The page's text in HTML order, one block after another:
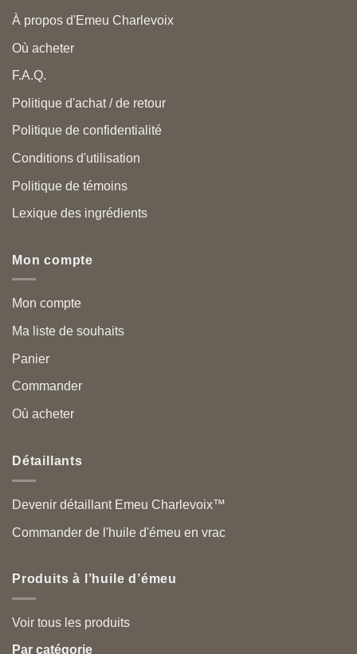
À propos d'Emeu Charlevoix
Où acheter
F.A.Q.
Politique d'achat / de retour
Politique de confidentialité
Conditions d'utilisation
Politique de témoins
Lexique des ingrédients
Mon compte
Mon compte
Ma liste de souhaits
Panier
Commander
Où acheter
Détaillants
Devenir détaillant Emeu Charlevoix™
Commander de l'huile d'émeu en vrac
Produits à l’huile d’émeu
Voir tous les produits
Par catégorie